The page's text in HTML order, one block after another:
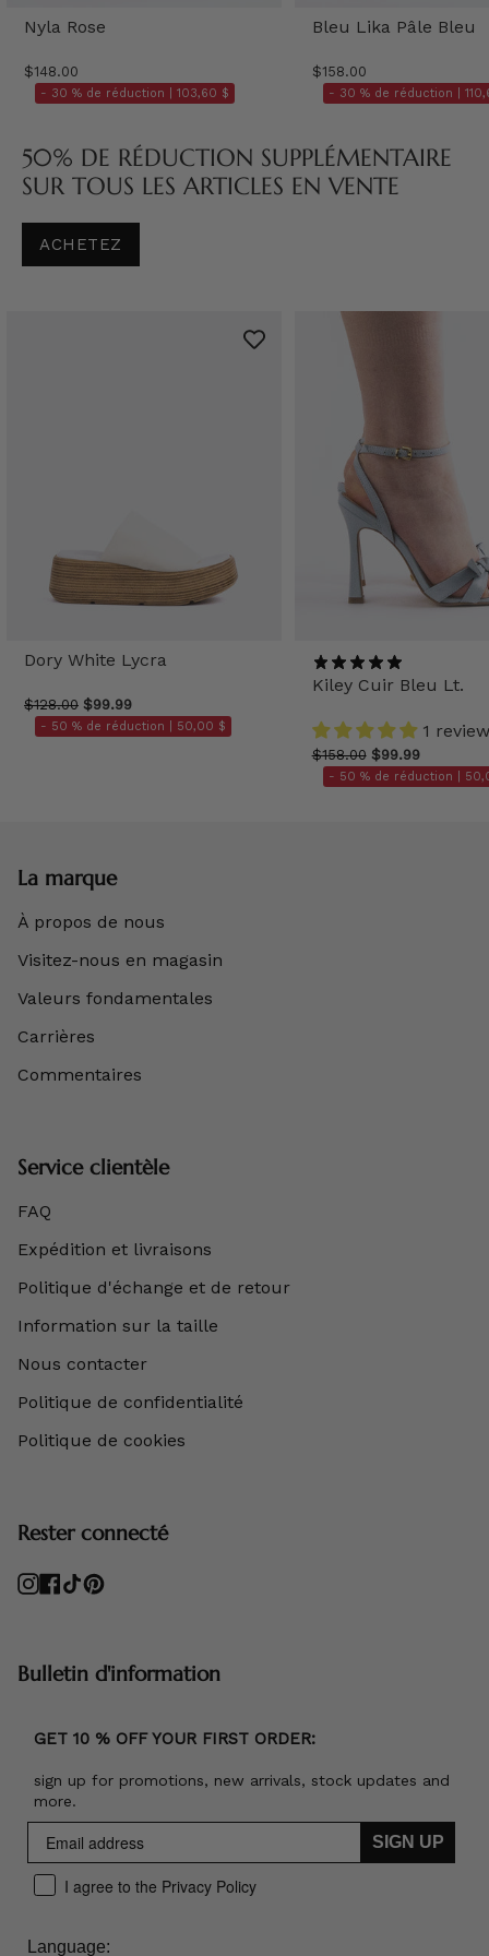
Nyla Rose
$148.00
- 30 % de réduction | 103,60 $
Bleu Lika Pâle Bleu
$158.00
- 30 % de réduction |
50% DE RÉDUCTION SUPPLÉMENTAIRE
SUR TOUS LES ARTICLES EN VENTE
ACHETEZ
Dory White Lycra
$128.00 $99.99
- 50 % de réduction | 50,00 $
Kiley Cuir Bleu Lt.
1 review
$158.00 $99.99
- 50 % de réduction |
La marque
À propos de nous
Visitez-nous en magasin
Valeurs fondamentales
Carrières
Commentaires
Service clientèle
FAQ
Expédition et livraisons
Politique d'échange et de retour
Information sur la taille
Nous contacter
Politique de confidentialité
Politique de cookies
Rester connecté
Instagram
Facebook
TikTokPinterest
Bulletin d'information
GET 10 % OFF YOUR FIRST ORDER:
sign up for promotions, new arrivals, stock updates and
more.
SIGN UP
I agree to the Privacy Policy
Language: